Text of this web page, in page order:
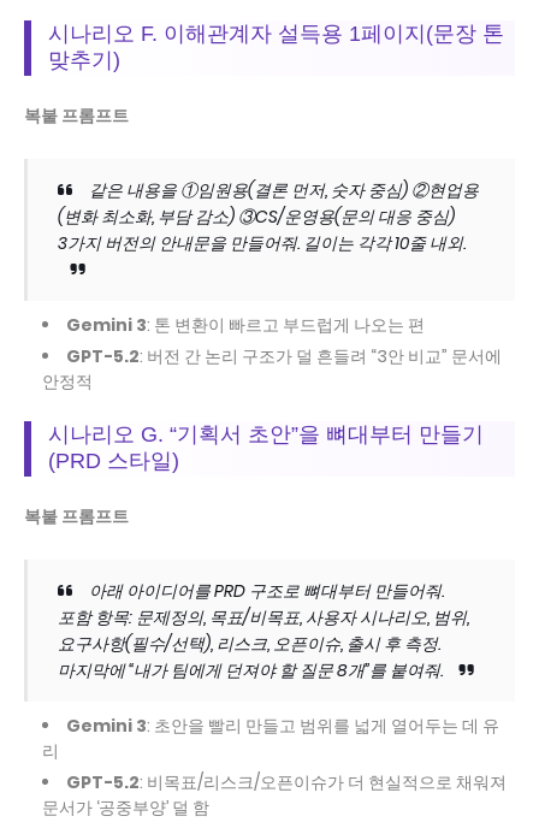
시나리오 F. 이해관계자 설득용 1페이지(문장 톤
맞추기)
복붙 프롬프트
같은 내용을 ①임원용(결론 먼저, 숫자 중심) ②현업용
(변화 최소화, 부담 감소) ③CS/운영용(문의 대응 중심)
3가지 버전의 안내문을 만들어줘. 길이는 각각 10줄 내외.
Gemini 3: 톤 변환이 빠르고 부드럽게 나오는 편
GPT-5.2: 버전 간 논리 구조가 덜 흔들려 “3안 비교” 문서에
안정적
시나리오 G. “기획서 초안”을 뼈대부터 만들기
(PRD 스타일)
복붙 프롬프트
아래 아이디어를 PRD 구조로 뼈대부터 만들어줘.
포함 항목: 문제정의, 목표/비목표, 사용자 시나리오, 범위,
요구사항(필수/선택), 리스크, 오픈이슈, 출시 후 측정.
마지막에 “내가 팀에게 던져야 할 질문 8개”를 붙여줘.
Gemini 3: 초안을 빨리 만들고 범위를 넓게 열어두는 데 유
리
GPT-5.2: 비목표/리스크/오픈이슈가 더 현실적으로 채워져
문서가 ‘공중부양’ 덜 함